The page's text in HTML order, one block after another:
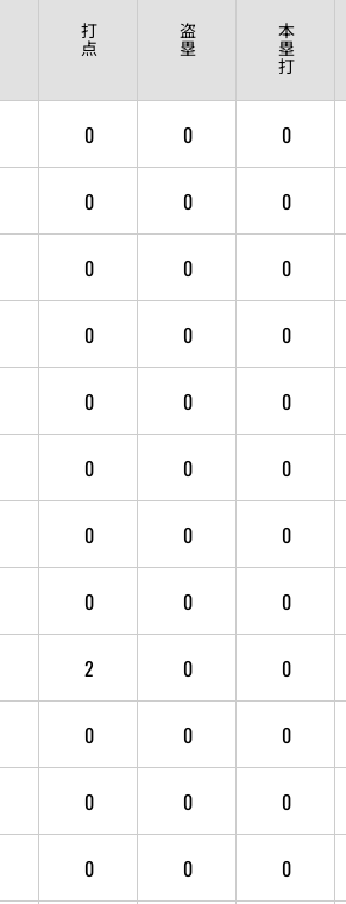
打
点
盗
塁
本
塁
打
0 0 0
0 0 0
0 0 0
0 0 0
0 0 0
0 0 0
0 0 0
0 0 0
2 0 0
0 0 0
0 0 0
0 0 0